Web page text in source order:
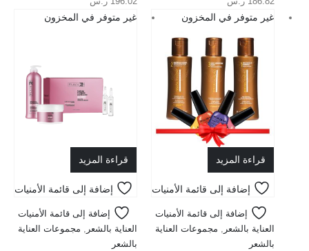
غير متوفر في المخزون
قراءة المزيد
إضافة إلى قائمة الأمنيات
إضافة إلى قائمة الأمنيات
العناية بالشعر
مجموعات العناية
بالشعر
غير متوفر في المخزون
قراءة المزيد
إضافة إلى قائمة الأمنيات
إضافة إلى قائمة الأمنيات
العناية بالشعر
مجموعات العناية
بالشعر